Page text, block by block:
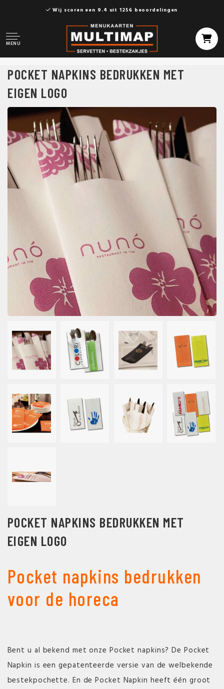
Wij scoren een 9.4 uit 1256 beoordelingen
MENU
POCKET NAPKINS BEDRUKKEN MET
EIGEN LOGO
POCKET NAPKINS BEDRUKKEN MET
EIGEN LOGO
Pocket napkins bedrukken
voor de horeca
Bent u al bekend met onze Pocket napkins? De Pocket
Napkin is een gepatenteerde versie van de welbekende
bestekpochette. En de Pocket Napkin heeft één groot